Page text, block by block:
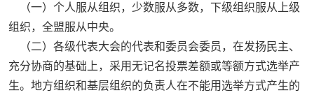
（一）个人服从组织，少数服从多数，下级组织服从上级
组织，全盟服从中央。
（二）各级代表大会的代表和委员会委员，在发扬民主、
充分协商的基础上，采用无记名投票差额或等额方式选举产
生。地方组织和基层组织的负责人在不能用选举方式产生的